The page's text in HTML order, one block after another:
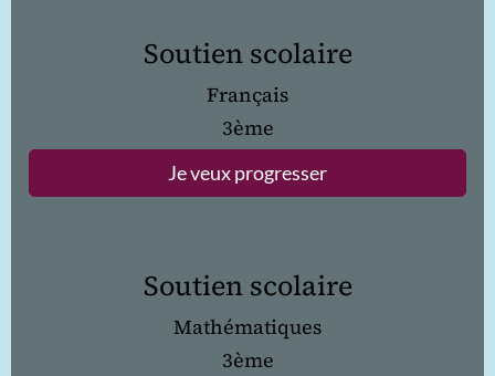
Soutien scolaire
Français
3ème
Je veux progresser
Soutien scolaire
Mathématiques
3ème